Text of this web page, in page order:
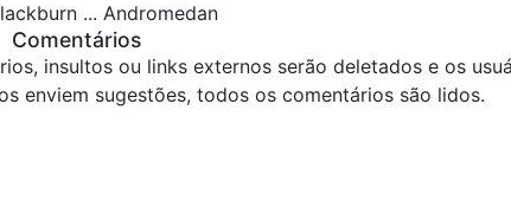
... Andromedan
Comentários
insultos ou links externos serão deletados e os
enviem sugestões, todos os comentários são lidos.